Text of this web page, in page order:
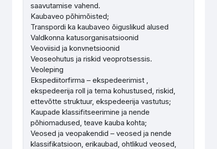
saavutamise vahend.
Kaubaveo põhimõisted;
Transpordi ka kaubaveo õiguslikud alused
Valdkonna katusorganisatsioonid
Veoviisid ja konvnetsioonid
Veoseohutus ja riskid veoprotsessis.
Veoleping
Ekspediitorfirma – ekspedeerimist ,
ekspedeerija roll ja tema kohustused, riskid,
ettevõtte struktuur, ekspedeerija vastutus;
Kaupade klassifitseerimine ja nende
põhiomadused, teave kauba kohta;
Veosed ja veopakendid – veosed ja nende
klassifikatsioon, erikaubad, ohtlikud veosed,